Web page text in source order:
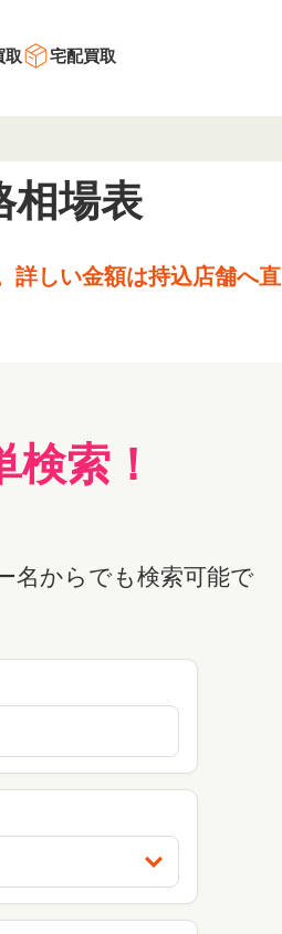
取 宅配買取
相場表
詳しい金額は持込店舗へ直
検索！
名からでも検索可能で